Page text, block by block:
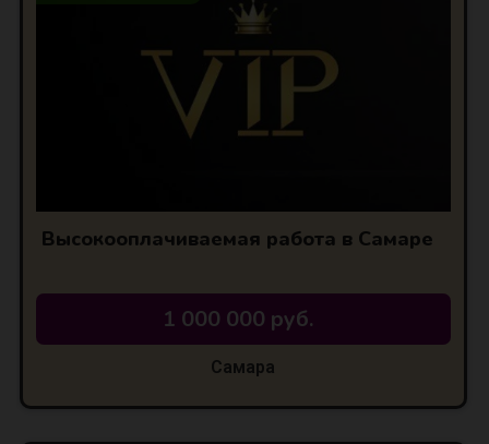
Высокооплачиваемая работа в Самаре
1 000 000 руб.
Самара